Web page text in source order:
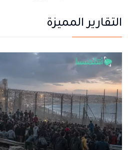
التقارير المميزة